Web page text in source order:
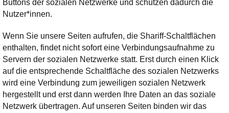
Buttons der sozialen Netzwerke und schützen dadurch die
Nutzer*innen.
Wenn Sie unsere Seiten aufrufen, die Shariff-Schaltflächen
enthalten, findet nicht sofort eine Verbindungsaufnahme zu
Servern der sozialen Netzwerke statt. Erst durch einen Klick
auf die entsprechende Schaltfläche des sozialen Netzwerks
wird eine Verbindung zum jeweiligen sozialen Netzwerk
hergestellt und erst dann werden Ihre Daten an das soziale
Netzwerk übertragen. Auf unseren Seiten binden wir das